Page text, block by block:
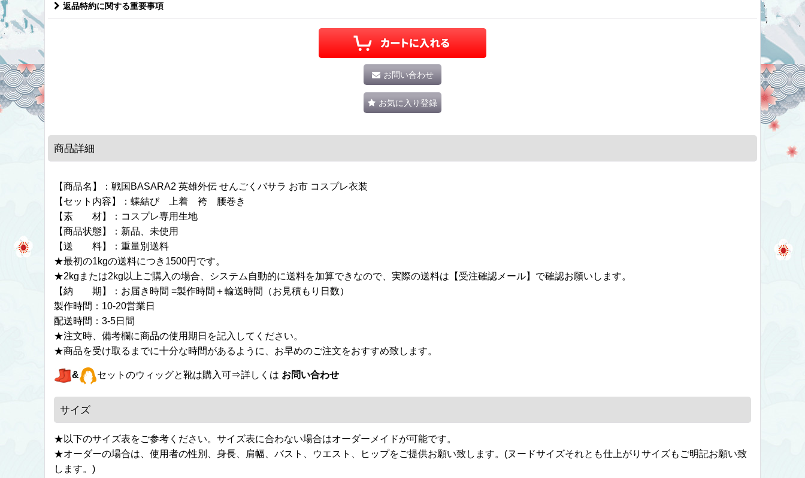
返品特約に関する重要事項
お問い合わせ
お気に入り登録
商品詳細
【商品名】：戦国BASARA2 英雄外伝 せんごくバサラ お市 コスプレ衣装
【セット内容】：蝶結び 上着 袴 腰巻き
【素 材】：コスプレ専用生地
【商品状態】：新品、未使用
【送 料】：重量別送料
★最初の1kgの送料につき1500円です。
★2kgまたは2kg以上ご購入の場合、システム自動的に送料を加算できなので、実際の送料は【受注確認メール】で確認お願いします。
【納 期】：お届き時間 =製作時間＋輸送時間（お見積もり日数）
製作時間：10-20営業日
配送時間：3-5日間
★注文時、備考欄に商品の使用期日を記入してください。
★商品を受け取るまでに十分な時間があるように、お早めのご注文をおすすめ致します。
& セットのウィッグと靴は購入可⇒詳しくは お問い合わせ
サイズ
★以下のサイズ表をご参考ください。サイズ表に合わない場合はオーダーメイドが可能です。
★オーダーの場合は、使用者の性別、身長、肩幅、バスト、ウエスト、ヒップをご提供お願い致します。(ヌードサイズそれとも仕上がりサイズもご明記お願い致
します。)